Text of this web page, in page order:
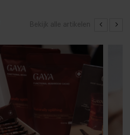
Bekijk alle artikelen